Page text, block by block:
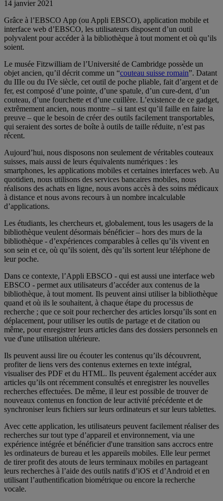
14 janvier 2021
Grâce à l’EBSCO App (ou Appli EBSCO), application mobile et
interface web d’EBSCO, les utilisateurs disposent d’un outil
polyvalent pour accéder à la bibliothèque à tout moment et où qu’ils
soient.
Le musée Fitzwilliam de l’Université de Cambridge possède un
objet ancien, qu’il décrit comme un “couteau suisse romain”. Datant
du IIIe ou du IVe siècle, cet outil de poche pliable, fait d’argent et de
fer, est composé d’une pointe, d’une spatule, d’un cure-dent, d’un
couteau, d’une fourchette et d’une cuillère. L’existence de ce gadget,
extrêmement ancien, nous montre – si tant est qu’il faille en faire la
preuve – que le besoin de créer des outils facilement transportables,
qui seraient des sortes de boîte à outils de taille réduite, n’est pas
récent.
Aujourd’hui, nous disposons non seulement de véritables couteaux
suisses, mais aussi de leurs équivalents numériques : les
smartphones, les applications mobiles et certaines interfaces web. Au
quotidien, nous utilisons des services bancaires mobiles, nous
réalisons des achats en ligne, nous avons accès à des soins médicaux
à distance et nous avons recours à un nombre incalculable
d’applications.
Les étudiants, les chercheurs et, globalement, tous les usagers de la
bibliothèque veulent désormais bénéficier – hors des murs de la
bibliothèque - d’expériences comparables à celles qu’ils vivent en
son sein et ce, où qu’ils soient, dès qu’ils sortent leur téléphone de
leur poche.
Dans ce contexte, l’Appli EBSCO - qui est aussi une interface web
EBSCO - permet aux utilisateurs d’accéder aux contenus de la
bibliothèque, à tout moment. Ils peuvent ainsi utiliser la bibliothèque
quand et où ils le souhaitent, à chaque étape du processus de
recherche ; que ce soit pour rechercher des articles lorsqu’ils sont en
déplacement, pour utiliser les outils de partage et de citation ou
même, pour enregistrer leurs articles dans des dossiers personnels en
vue d'une utilisation ultérieure.
Ils peuvent aussi lire ou écouter les contenus qu’ils découvrent,
profiter de liens vers des contenus externes en texte intégral,
visualiser des PDF et du HTML. Ils peuvent également accéder aux
articles qu’ils ont récemment consultés et enregistrer les nouvelles
recherches effectuées. De même, il leur est possible de trouver de
nouveaux contenus en fonction de leur activité précédente et de
synchroniser leurs fichiers sur leurs ordinateurs et sur leurs tablettes.
Avec cette application, les utilisateurs peuvent facilement réaliser des
recherches sur tout type d’appareil et environnement, via une
expérience intégrée et bénéficier d'une transition sans accrocs entre
les ordinateurs de bureau et les appareils mobiles. Elle leur permet
de tirer profit des atouts de leurs terminaux mobiles en partageant
leurs recherches à l’aide des outils natifs d’iOS et d’Android et en
utilisant l’authentification biométrique ou encore la recherche
vocale.